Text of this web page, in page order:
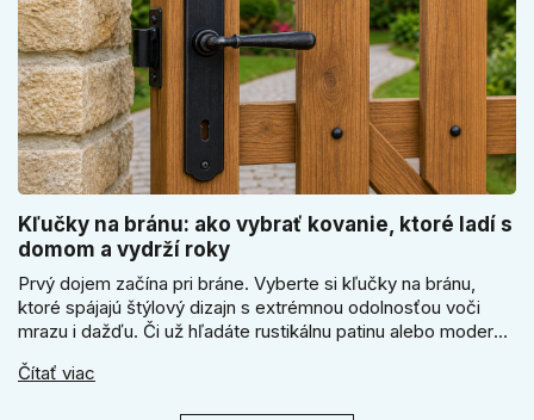
Kľučky na bránu: ako vybrať kovanie, ktoré ladí s
domom a vydrží roky
Prvý dojem začína pri bráne. Vyberte si kľučky na bránu,
ktoré spájajú štýlový dizajn s extrémnou odolnosťou voči
mrazu i dažďu. Či už hľadáte rustikálnu patinu alebo moderné
vydrží roky. Zabezpečte svoj vstup kvalitou, ktorá prežije
Čítať viac